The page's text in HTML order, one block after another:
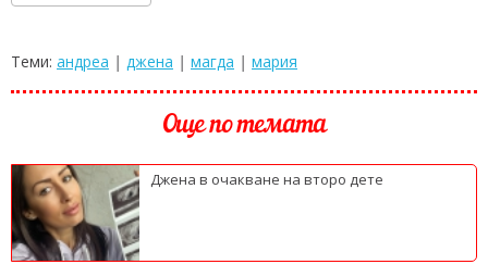
Теми: андреа | джена | магда | мария
Още по темата
Джена в очакване на второ дете